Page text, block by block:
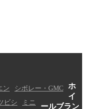
ン
シボレー・GMC
ビシ
ミニ
ホ
イ
ールブラン